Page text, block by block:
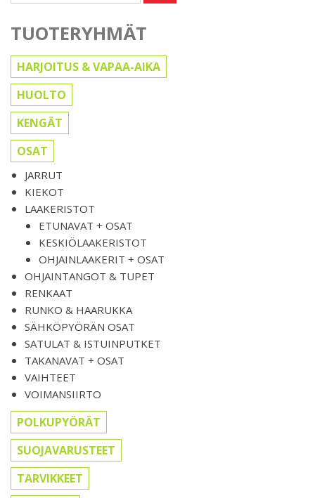
TUOTERYHMÄT
HARJOITUS & VAPAA-AIKA
HUOLTO
KENGÄT
OSAT
JARRUT
KIEKOT
LAAKERISTOT
ETUNAVAT + OSAT
KESKIÖLAAKERISTOT
OHJAINLAAKERIT + OSAT
OHJAINTANGOT & TUPET
RENKAAT
RUNKO & HAARUKKA
SÄHKÖPYÖRÄN OSAT
SATULAT & ISTUINPUTKET
TAKANAVAT + OSAT
VAIHTEET
VOIMANSIIRTO
POLKUPYÖRÄT
SUOJAVARUSTEET
TARVIKKEET